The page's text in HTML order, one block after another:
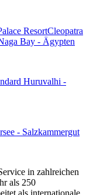
ResortCleopatra
Bay - Ägypten
Huruvalhi -
- Salzkammergut
in zahlreichen
als 250